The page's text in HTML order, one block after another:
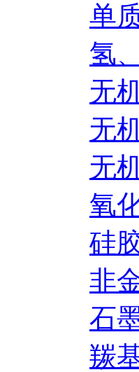
单
氢
无
无
无
氧
硅
非
石
羰